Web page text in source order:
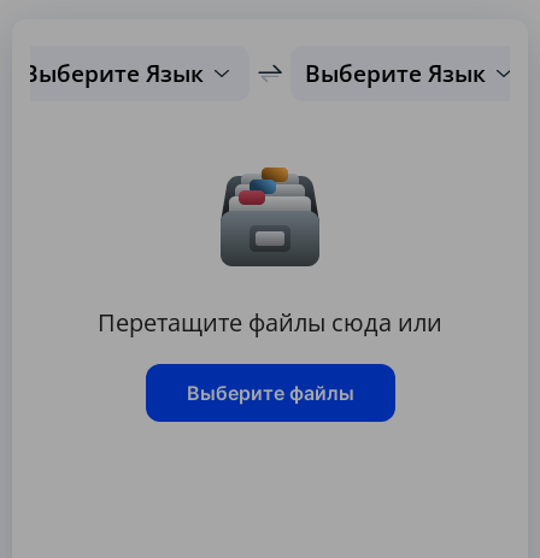
Выберите Язык Выберите Язык
Перетащите файлы сюда или
Выберите файлы